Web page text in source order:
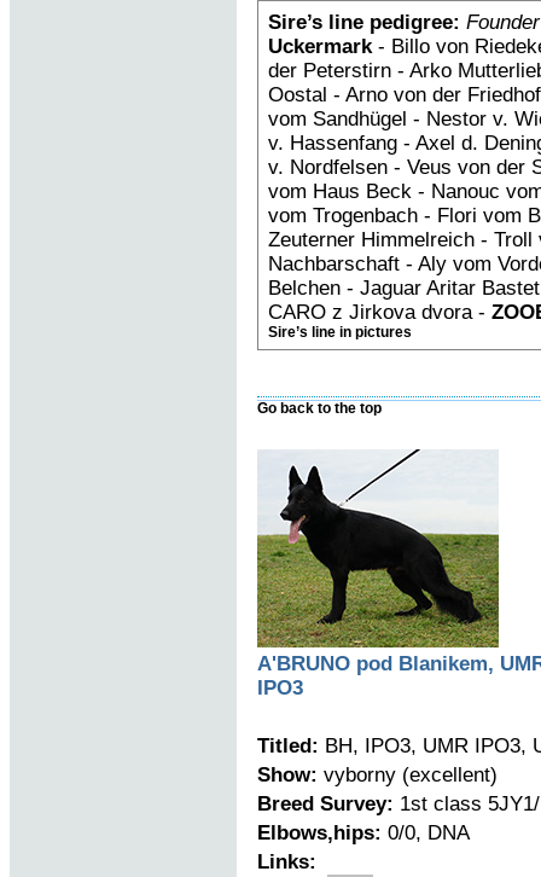
Sire’s line pedigree: Founder
Uckermark- Billo von
der Peterstirn - Arko
Oostal - Arno von der
vom Sandhügel - Nestor v.
v. Hassenfang - Axel d.
v. Nordfelsen - Veus von der
vom Haus Beck - Nanouc
vom Trogenbach - Flori vom
Zeuterner Himmelreich - Troll
Nachbarschaft - Aly vom
Belchen - Jaguar Aritar
CARO z Jirkova dvora -
Sire’s line in pictures
Go back to the top
A'BRUNO pod Blanikem,
IPO3
Titled: BH, IPO3, UMR IPO3,
Show: vyborny (excellent)
Breed Survey: 1st class
Elbows,hips: 0/0, DNA
Links: